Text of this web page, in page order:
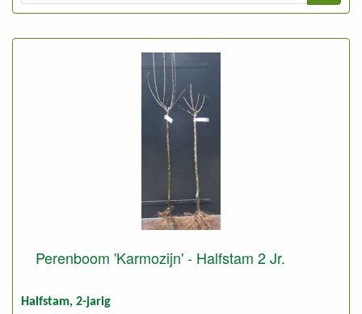
Perenboom 'Karmozijn' - Halfstam 2 Jr.
Halfstam, 2-jarig